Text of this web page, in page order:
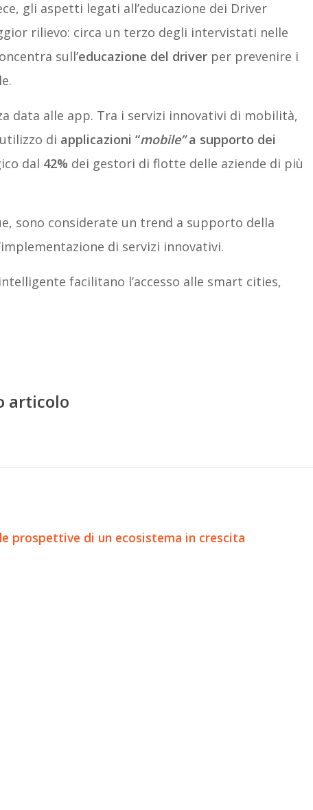
gli aspetti legati all’educazione dei Driver
rilievo: circa un terzo degli intervistati nelle
sull’educazione del driver per prevenire i
data alle app. Tra i servizi innovativi di mobilità,
di applicazioni “mobile”a supporto dei
dal 42% dei gestori di flotte delle aziende di più
sono considerate un trend a supporto della
di servizi innovativi.
facilitano l’accesso alle smart cities,
articolo
prospettive di un ecosistema in crescita